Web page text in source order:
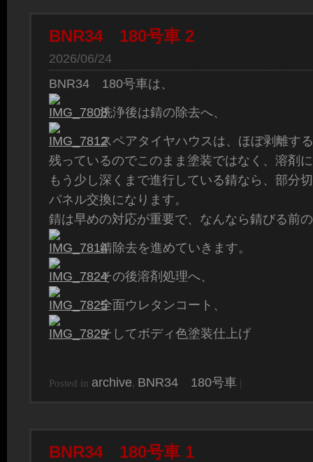
BNR34 180号車 2
2026/06/24
BNR34 180号車は、
洗浄後は錆の除去へ、
スペアタイヤハウスは、ほぼ剥離す
残っているのでこのまま塗装ではなく、溶剤
もう少し深くまで進行している錆なら、部分
パネル交換になります。
錆は早めの対応が重要で、なんなら錆びる前
錆除去を進めていきます。
その後溶剤処理へ、
全面ウレタンコート、
そしてボディ色塗装仕上げ
Posted in archive, BNR34 180号車 |
BNR34 180号車 1